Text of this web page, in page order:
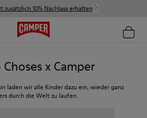
zusätzlich 10% Nachlass erhalten
x Camper
laden wir alle Kinder dazu ein, wieder ganz
durch die Welt zu laufen.